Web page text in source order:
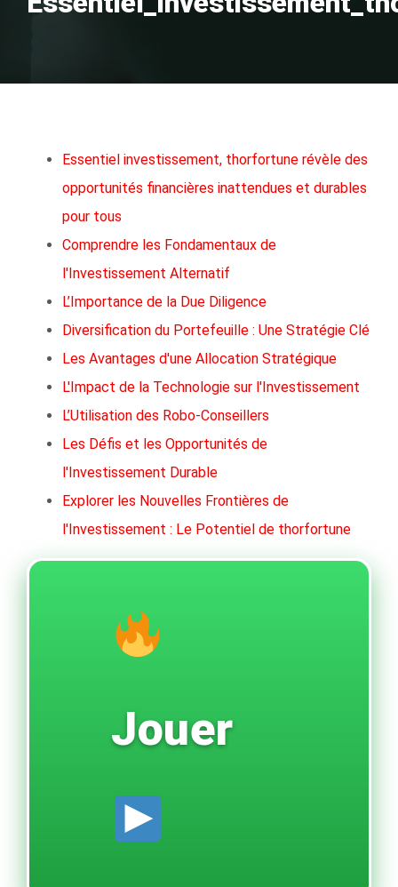
Essentiel investissement, thorfortune révèle des
opportunités financières inattendues et durables
pour tous
Comprendre les Fondamentaux de
l'Investissement Alternatif
L’Importance de la Due Diligence
Diversification du Portefeuille : Une Stratégie Clé
Les Avantages d'une Allocation Stratégique
L'Impact de la Technologie sur l'Investissement
L’Utilisation des Robo-Conseillers
Les Défis et les Opportunités de
l'Investissement Durable
Explorer les Nouvelles Frontières de
l'Investissement : Le Potentiel de thorfortune
Jouer